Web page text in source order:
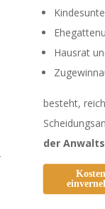
Hausrat
besteht,
der